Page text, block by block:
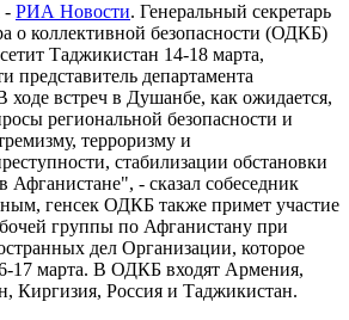
- РИА Новости. Генеральный секретарь
о коллективной безопасности (ОДКБ)
Таджикистан 14-18 марта,
департамента
встреч в Душанбе, как ожидается,
региональной безопасности и
терроризму и
стабилизации обстановки
Афганистане", - сказал собеседник
генсек ОДКБ также примет участие
группы по Афганистану при
дел Организации, которое
17 марта. В ОДКБ входят Армения,
Киргизия, Россия и Таджикистан.